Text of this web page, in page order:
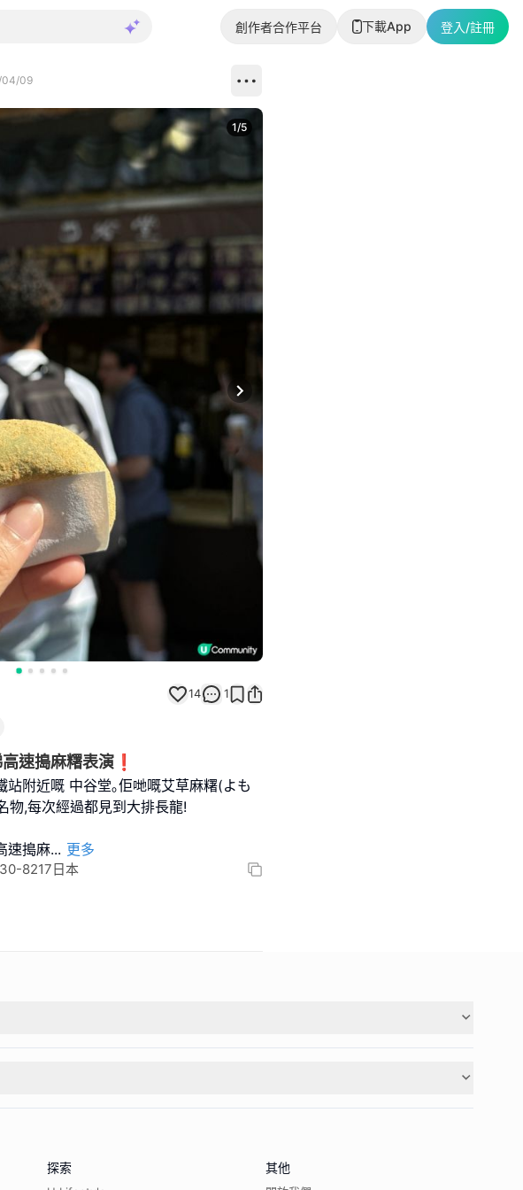
創作者合作平台 下載App 登入/註冊
04/09
Next slide
1/5
14 1
速搗麻糬表演❗️
站附近嘅 中谷堂｡佢哋嘅艾草麻糬(よも
物,每次經過都見到大排長龍!
速搗麻... 更多
8217日本
探索 其他